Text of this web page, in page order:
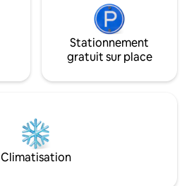
Stationnement
gratuit sur place
Climatisation